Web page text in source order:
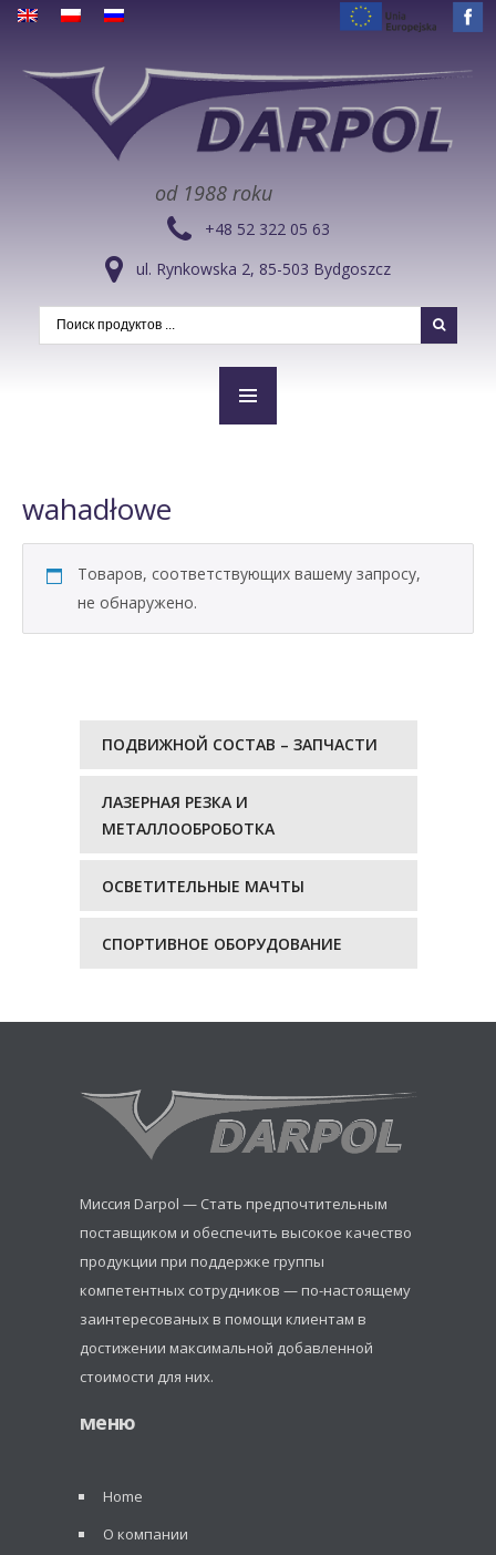
od 1988 roku
+48 52 322 05 63
ul. Rynkowska 2, 85-503 Bydgoszcz
wahadłowe
Товаров, соответствующих вашему запросу,
не обнаружено.
ПОДВИЖНОЙ СОСТАВ – ЗАПЧАСТИ
ЛАЗЕРНАЯ РЕЗКА И
МЕТАЛЛООБРОБОТКА
ОСВЕТИТЕЛЬНЫЕ МАЧТЫ
СПОРТИВНОЕ ОБОРУДОВАНИЕ
Миссия Darpol — Стать предпочтительным
поставщиком и обеспечить высокое качество
продукции при поддержке группы
компетентных сотрудников — по-настоящему
заинтересованых в помощи клиентам в
достижении максимальной добавленной
стоимости для них.
меню
Home
О компании